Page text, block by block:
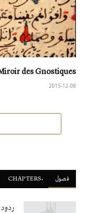
des Gnostiques
2015-12-08
فصول
ردود